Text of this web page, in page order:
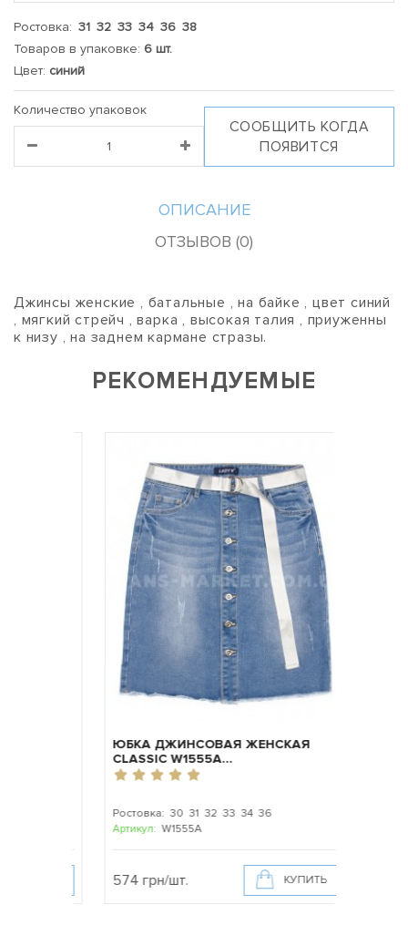
Ростовка: 31 32 33 34 36 38
Товаров в упаковке: 6 шт.
Цвет: синий
Количество упаковок
СООБЩИТЬ КОГДА
ПОЯВИТСЯ
ОПИСАНИЕ
ОТЗЫВОВ (0)
Джинсы женские , батальные , на байке , цвет синий
, мягкий стрейч , варка , высокая талия , приуженны
к низу , на заднем кармане стразы.
РЕКОМЕНДУЕМЫЕ
ЮБКА ДЖИНСОВАЯ ЖЕНСКАЯ
CLASSIC W1555A...
Ростовка: 30 31 32 33 34 36
Артикул:W1555A
574 грн/шт. КУПИТЬ